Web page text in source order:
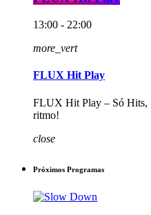
13:00 - 22:00
more_vert
FLUX Hit Play
FLUX Hit Play – Só Hits,
ritmo!
close
Próximos Programas